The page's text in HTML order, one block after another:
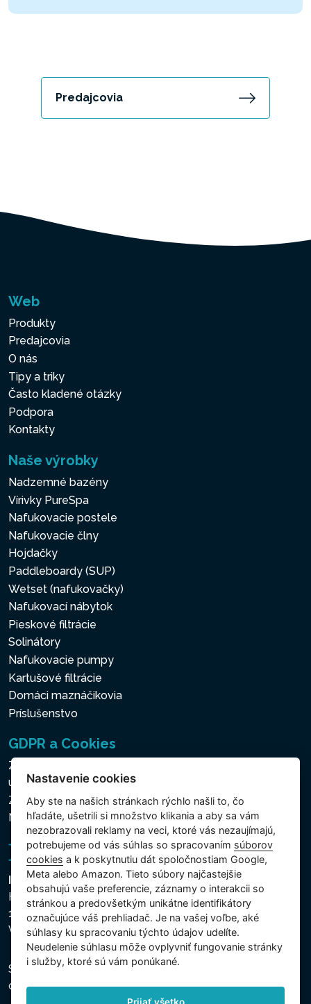
Predajcovia
Web
Produkty
Predajcovia
O nás
Tipy a triky
Často kladené otázky
Podpora
Kontakty
Naše výrobky
Nadzemné bazény
Vírivky PureSpa
Nafukovacie postele
Nafukovacie člny
Hojdačky
Paddleboardy (SUP)
Wetset (nafukovačky)
Nafukovací nábytok
Pieskové filtrácie
Solinátory
Nafukovacie pumpy
Kartušové filtrácie
Domáci maznáčikovia
Príslušenstvo
GDPR a Cookies
Zásady ochrany osobných a ďalších spracovávaných
údajov
Zásady používania súborov cookies
Nastavenie cookies
Intex Trading, s.r.o.
Hradecká 2526/3
130 00 Praha 3
Vinohrady - Česká republika
Spoločnosť je zapísaná na Mestskom súde v Prahe,
oddiel C, vložka 74759, IČO 26150808, DIČ CZ26150808.
Nastavenie cookies
Aby ste na našich stránkach rýchlo našli to, čo
hľadáte, ušetrili si množstvo klikania a aby sa vám
nezobrazovali reklamy na veci, ktoré vás nezaujímajú,
potrebujeme od vás súhlas so spracovaním súborov
cookies a k poskytnutiu dát spoločnostiam Google,
Meta alebo Amazon. Tieto súbory najčastejšie
obsahujú vaše preferencie, záznamy o interakcii so
stránkou a predovšetkým unikátne identifikátory
označujúce váš prehliadač. Je na vašej voľbe, aké
súhlasy ku spracovaniu týchto údajov udelíte.
Neudelenie súhlasu mȏže ovplyvniť fungovanie stránky
i služby, ktoré sú vám ponúkané.
Prijať všetko